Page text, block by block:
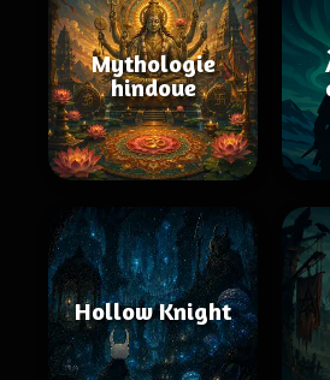
Mythologie
hindoue
Hollow Knight